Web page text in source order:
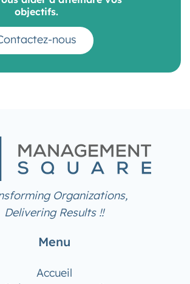
objectifs.
nous
contacter
Organizations,
Delivering Results !!
Menu
Accueil